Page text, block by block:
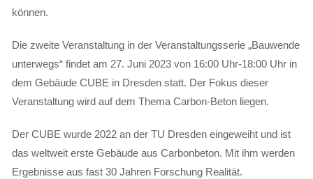
können.
Die zweite Veranstaltung in der Veranstaltungsserie „Bauwende
unterwegs“ findet am 27. Juni 2023 von 16:00 Uhr-18:00 Uhr in
dem Gebäude CUBE in Dresden statt. Der Fokus dieser
Veranstaltung wird auf dem Thema Carbon-Beton liegen.
Der CUBE wurde 2022 an der TU Dresden eingeweiht und ist
das weltweit erste Gebäude aus Carbonbeton. Mit ihm werden
Ergebnisse aus fast 30 Jahren Forschung Realität.